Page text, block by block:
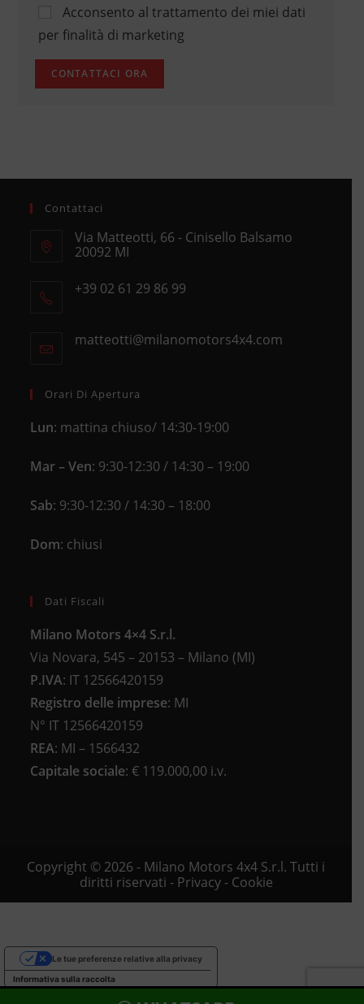
Acconsento al trattamento dei miei dati
per finalità di marketing
Contattaci
Via Matteotti, 66 - Cinisello Balsamo
20092 MI
in
+39 02 61 29 86 99
your
matteotti@milanomotors4x4.comOpens
Orari Di Apertura
Lun: mattina chiuso/ 14:30-19:00
Mar – Ven: 9:30-12:30 / 14:30 – 19:00
Sab: 9:30-12:30 / 14:30 – 18:00
Dom: chiusi
Dati Fiscali
Milano Motors 4×4 S.r.l.
Via Novara, 545 – 20153 – Milano (MI)
P.IVA: IT 12566420159
Registro delle imprese: MI
N° IT 12566420159
REA: MI – 1566432
Capitale sociale: € 119.000,00 i.v.
Copyright © 2026 - Milano Motors 4x4 S.r.l. Tutti i
diritti riservati - Privacy- Cookie
Informativa sulla raccolta
Le tue preferenze relative alla privacy